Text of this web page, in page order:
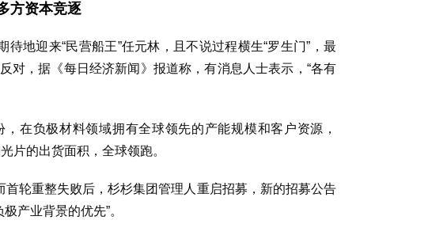
方资本竞逐
待地迎来“民营船王”任元林，且不说过程横生“罗生门”，最
对，据《每日经济新闻》报道称，有消息人士表示，“各有
在负极材料领域拥有全球领先的产能规模和客户资源，
片的出货面积，全球领跑。
首轮重整失败后，杉杉集团管理人重启招募，新的招募公告
产业背景的优先”。